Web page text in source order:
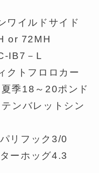
ワイルドサイド
or 72MH
IB7－L
クトフロロカー
季18～20ポンド
ンバレットシン
リフック3/0
ーホッグ4.3